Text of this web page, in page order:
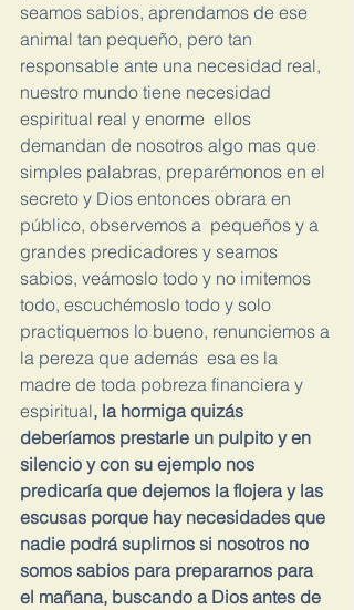
seamos sabios, aprendamos de ese
animal tan pequeño, pero tan
responsable ante una necesidad real,
nuestro mundo tiene necesidad
espiritual real y enorme  ellos
demandan de nosotros algo mas que
simples palabras, preparémonos en el
secreto y Dios entonces obrara en
público, observemos a  pequeños y a
grandes predicadores y seamos
sabios, veámoslo todo y no imitemos
todo, escuchémoslo todo y solo
practiquemos lo bueno, renunciemos a
la pereza que además  esa es la
madre de toda pobreza financiera y
espiritual, la hormiga quizás
deberíamos prestarle un pulpito y en
silencio y con su ejemplo nos
predicaría que dejemos la flojera y las
escusas porque hay necesidades que
nadie podrá suplirnos si nosotros no
somos sabios para prepararnos para
el mañana, buscando a Dios antes de